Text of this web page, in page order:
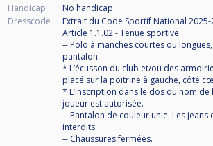
Handicap
No handicap
Dresscode
Extrait du Code Sportif National 2025-
Article 1.1.02 - Tenue sportive
-- Polo à manches courtes ou
pantalon.
* L’écusson du club et/ou des
placé sur la poitrine à gauche, côté
* L’inscription dans le dos du nom de
joueur est autorisée.
-- Pantalon de couleur unie. Les
interdits.
-- Chaussures fermées.